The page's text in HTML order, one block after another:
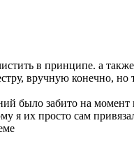
в принципе. а
вручную конечно, но
было забито на момент
я их просто сам